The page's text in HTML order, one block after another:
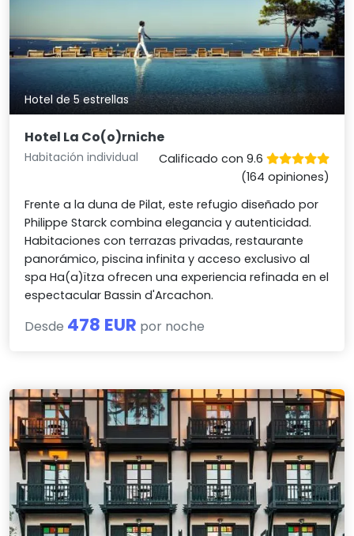
Hotel de 5 estrellas
Hotel La Co(o)rniche
Habitación individual
Calificado con 9.6
(164 opiniones)
Frente a la duna de Pilat, este refugio diseñado por
Philippe Starck combina elegancia y autenticidad.
Habitaciones con terrazas privadas, restaurante
panorámico, piscina infinita y acceso exclusivo al
spa Ha(a)ïtza ofrecen una experiencia refinada en el
espectacular Bassin d'Arcachon.
Desde 478 EUR por noche